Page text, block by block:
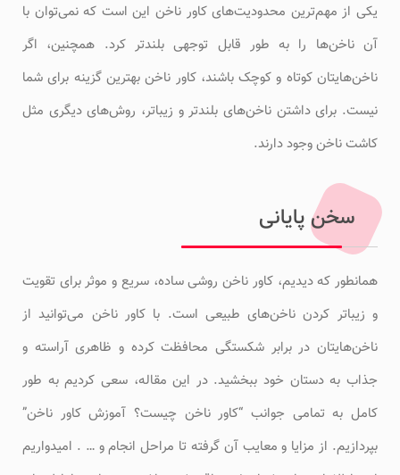
یکی از مهم‌ترین محدودیت‌های کاور ناخن این است که نمی‌توان با
آن ناخن‌ها را به طور قابل توجهی بلندتر کرد. همچنین، اگر
ناخن‌هایتان کوتاه و کوچک باشند، کاور ناخن بهترین گزینه برای شما
نیست. برای داشتن ناخن‌های بلندتر و زیباتر، روش‌های دیگری مثل
کاشت ناخن وجود دارند.
سخن پایانی
همانطور که دیدیم، کاور ناخن روشی ساده، سریع و موثر برای تقویت
و زیباتر کردن ناخن‌های طبیعی است. با کاور ناخن می‌توانید از
ناخن‌هایتان در برابر شکستگی محافظت کرده و ظاهری آراسته و
جذاب به دستان خود ببخشید. در این مقاله، سعی کردیم به طور
کامل به تمامی جوانب “کاور ناخن چیست؟ آموزش کاور ناخن”
بپردازیم. از مزایا و معایب آن گرفته تا مراحل انجام و … . امیدواریم